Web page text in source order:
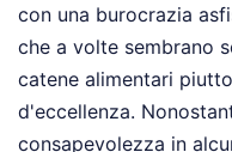
con una burocrazia
che a volte sembrano
catene alimentari
d'eccellenza.
consapevolezza in